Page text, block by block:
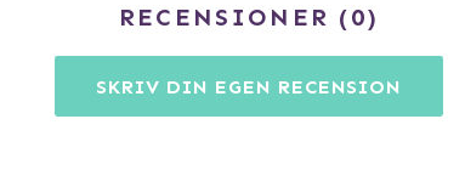
RECENSIONER 0
SKRIV DIN EGEN RECENSION